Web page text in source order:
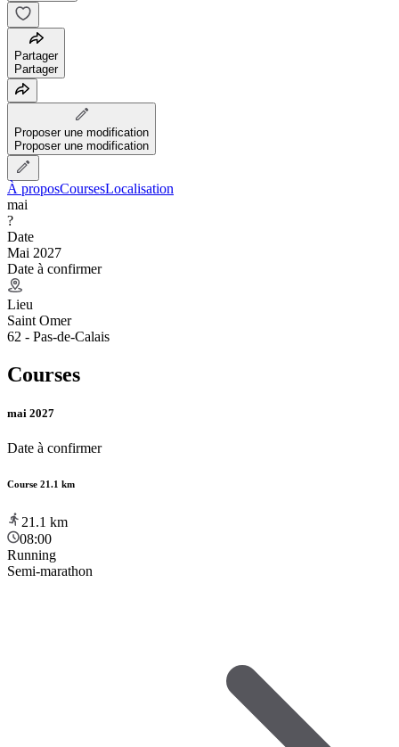
Partager
Partager
Proposer une modification
Proposer une modification
À proposCoursesLocalisation
mai
?
Date
Mai 2027
Date à confirmer
Lieu
Saint Omer
62 - Pas-de-Calais
Courses
mai 2027
Date à confirmer
Course 21.1 km
21.1 km
08:00
Running
Semi-marathon